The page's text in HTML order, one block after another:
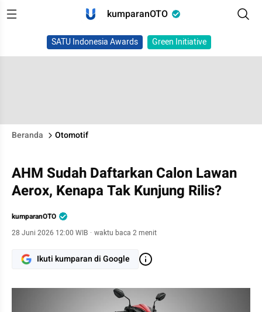
kumparanOTO
SATU Indonesia Awards Green Initiative
Beranda Otomotif
AHM Sudah Daftarkan Calon Lawan
Aerox, Kenapa Tak Kunjung Rilis?
kumparanOTO
28 Juni 2026 12:00 WIB · waktu baca 2 menit
Ikuti kumparan di Google